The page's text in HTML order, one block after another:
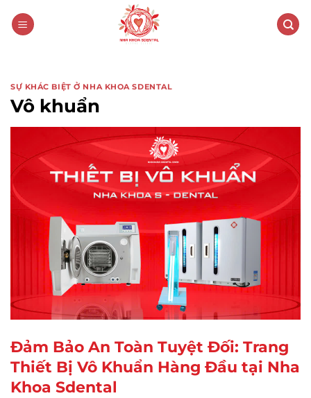
SỰ KHÁC BIỆT Ở NHA KHOA SDENTAL
Vô khuẩn
Đảm Bảo An Toàn Tuyệt Đối: Trang
Thiết Bị Vô Khuẩn Hàng Đầu tại Nha
Khoa Sdental